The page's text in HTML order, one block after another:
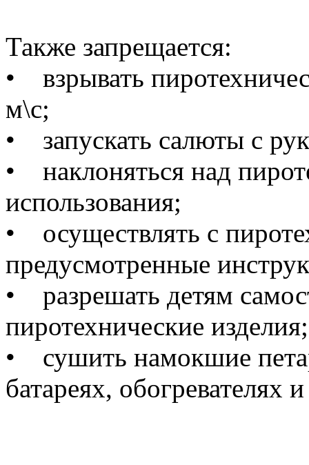
Также запрещается:
• взрывать
м\с;
• запускать салюты с
• наклоняться над
использования;
• осуществлять с
предусмотренные
• разрешать детям
пиротехнические изделия;
• сушить намокшие
батареях, обогревателях